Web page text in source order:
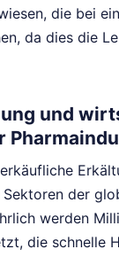
die bei
da dies die
und
der
werden
die schnelle